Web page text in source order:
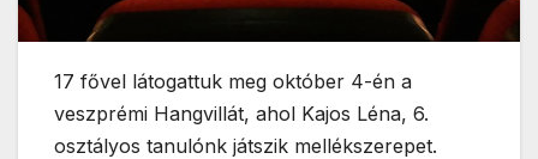
17 fővel látogattuk meg október 4-én a
veszprémi Hangvillát, ahol Kajos Léna, 6.
osztályos tanulónk játszik mellékszerepet.